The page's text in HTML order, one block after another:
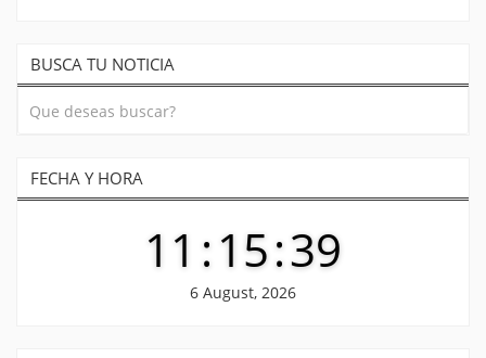
BUSCA TU NOTICIA
FECHA Y HORA
11 :15:39
6 August, 2026